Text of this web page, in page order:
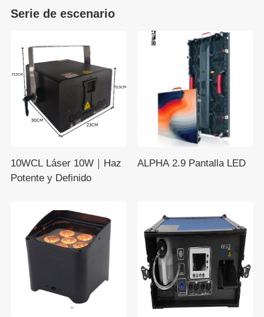
Serie de escenario
10WCL Láser 10W｜Haz
Potente y Definido
ALPHA 2.9 Pantalla LED